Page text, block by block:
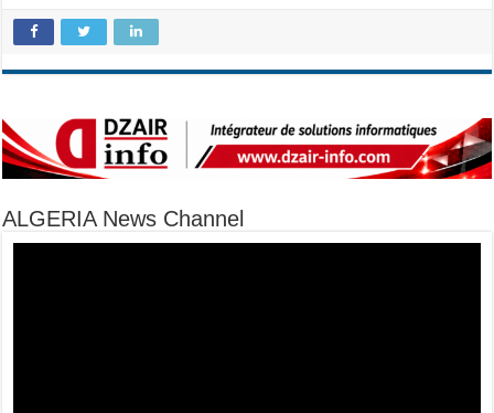
ALGERIA News Channel